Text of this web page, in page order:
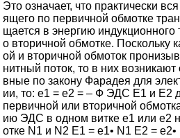
Это означает, что практически
ящего по первичной обмотке
щается в энергию индукционного
о вторичной обмотке. Поскольку
ой и вторичной обмоток
нитный поток, то в них
вные по закону Фарадея для
ии, то: е1 = е2 = – Ф ЭДС Е1 и Е2
первичной или вторичной
ию ЭДС в одном витке е1 или е2
отке N1 и N2 Е1 = е1• N1 Е2 =